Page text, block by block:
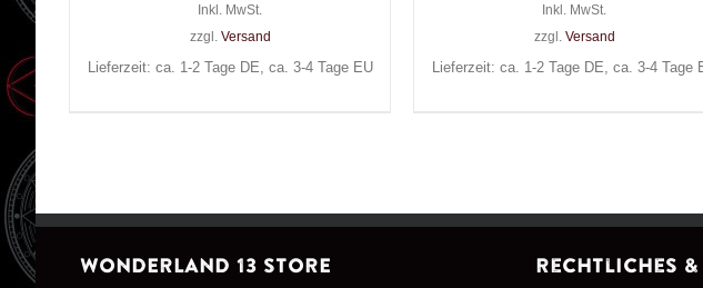
Inkl. MwSt.
zzgl. Versand
Lieferzeit: ca. 1-2 Tage DE, ca. 3-4 Tage EU
Inkl. MwSt.
zzgl. Versand
Lieferzeit: ca. 1-2 Tage DE, ca. 3-4 Tage
WONDERLAND 13 STORE Rechtliches